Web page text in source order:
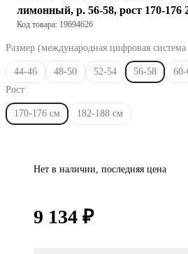
лимонный, р. 56-58, рост 170-176
Код товара: 19694626
Размер (международная цифровая
44-46 48-50 52-54 56-58
Рост
170-176 см 182-188 см
Нет в наличии, последняя цена
9 134 ₽